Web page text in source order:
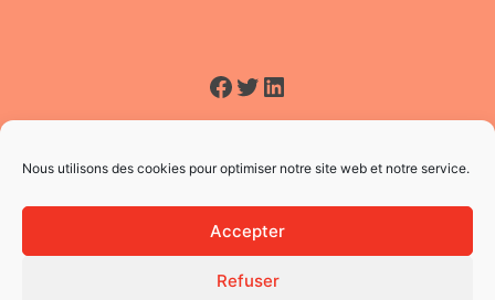
Nous utilisons des cookies pour optimiser notre site web et notre service.
Accepter
Refuser
Facebook
Twitter
LinkedIn
© 2026 L'Usine à Ges